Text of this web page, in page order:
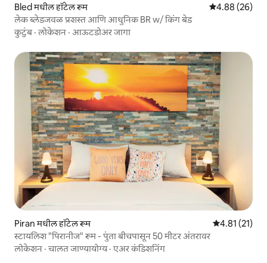
Bled मधील हॉटेल रूम 5 पैकी 4.88
4.88 (26)
लेक ब्लेडजवळ प्रशस्त आणि आधुनिक BR w/ किंग बेड
कुटुंब·लोकेशन · आऊटडोअर जागा
Piran मधील हॉटेल रूम 5 पैकी 4.81
4.81 (21)
स्टायलिश "पिरानीज" रूम - पुंता बीचपासून 50 मीटर अंतरावर
लोकेशन ·चालत जाण्यायोग्य·एअर कंडिशनिंग